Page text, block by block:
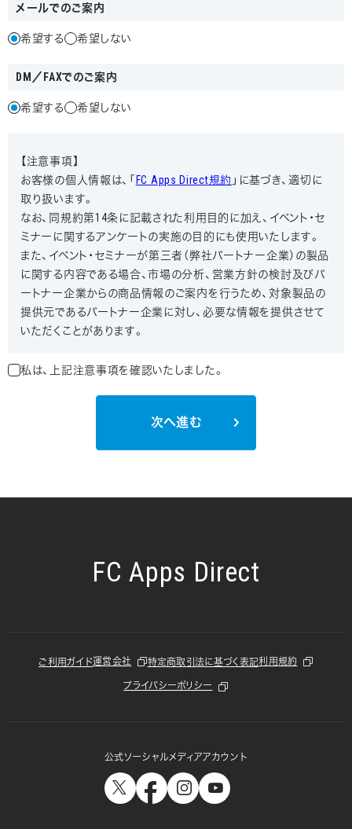
メールでのご案内
希望する 希望しない
DM／FAXでのご案内
希望する 希望しない
【注意事項】
お客様の個人情報は、「 FC Apps Direct規約 」に基づき、適切に
取り扱います。
なお、同規約第14条に記載された利用目的に加え、イベント・セ
ミナーに関するアンケートの実施の目的にも使用いたします。
また、イベント・セミナーが第三者（弊社パートナー企業）の製品
に関する内容である場合、市場の分析、営業方針の検討及びパ
ートナー企業からの商品情報のご案内を行うため、対象製品の
提供元であるパートナー企業に対し、必要な情報を提供させて
いただくことがあります。
私は、上記注意事項を確認いたしました。
次へ進む
FC Apps Direct
ご利用ガイド運営会社 特定商取引法に基づく表記利用規約
プライバシーポリシー
公式ソーシャルメディアアカウント